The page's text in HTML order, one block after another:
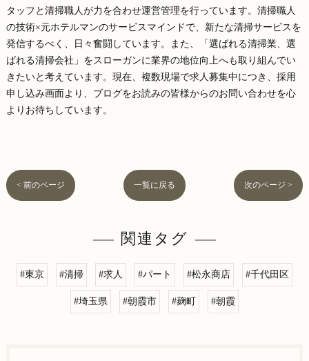
タッフと清掃職人が力を合わせ運営管理を行っています。清掃職人
の技術×元ホテルマンのサービスマインドで、新たな清掃サービスを
発信するべく、日々奮闘しています。また、「選ばれる清掃業、選
ばれる清掃会社」をスローガンに業界の地位向上へも取り組んでい
きたいと考えています。現在、複数現場で求人募集中につき、採用
申し込み画面より、ブログをお読みの皆様からのお問い合わせを心
よりお待ちしています。
< 前のページ 一覧に戻る 次のページ >
関連タグ
#東京 #清掃 #求人 #パート #松永商店 #千代田区
#埼玉県 #朝霞市 #麹町 #朝霞